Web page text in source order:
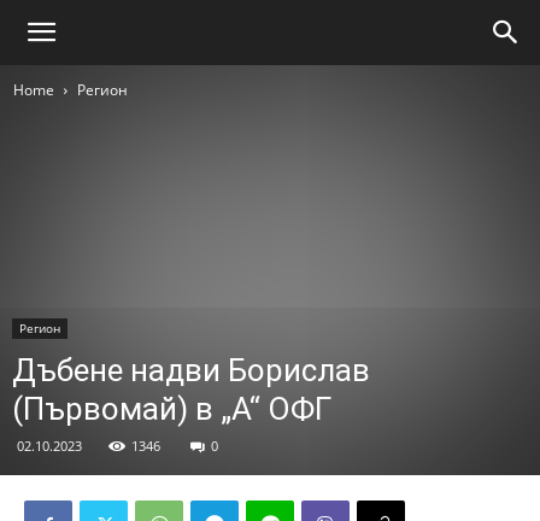
Home Регион
Регион
Дъбене надви Борислав
(Първомай) в „А“ ОФГ
02.10.2023 1346 0